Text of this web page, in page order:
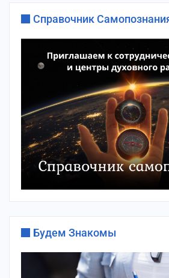
Справочник
Будем Знакомы